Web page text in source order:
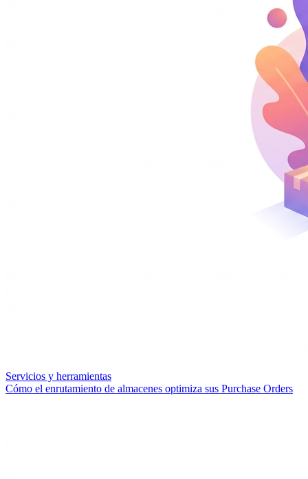
Servicios y herramientas
Cómo el enrutamiento de almacenes optimiza sus Purchase Orders